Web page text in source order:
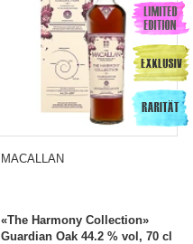
MACALLAN
«The Harmony Collection»
Guardian Oak 44.2 % vol, 70 cl